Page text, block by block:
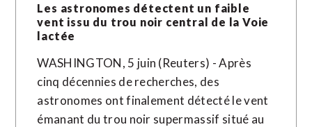
Les astronomes détectent un faible
vent issu du trou noir central de la Voie
lactée
WASHINGTON, 5 juin (Reuters) - Après
cinq décennies de recherches, des
astronomes ont finalement détecté le vent
émanant du trou noir supermassif situé au